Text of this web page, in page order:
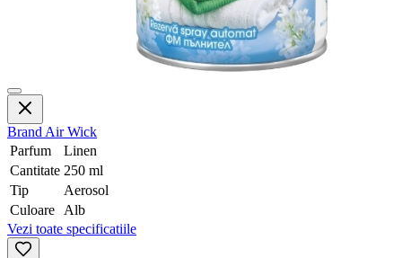
Brand Air Wick
Parfum
Linen
Cantitate 250 ml
Tip
Aerosol
Culoare
Alb
Vezi toate specificatiile